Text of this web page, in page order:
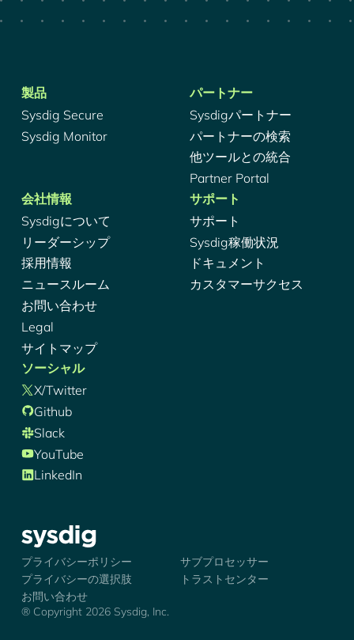
製品
Sysdig Secure
Sysdig Monitor
パートナー
Sysdigパートナー
パートナーの検索
他ツールとの統合
Partner Portal
会社情報
Sysdigについて
リーダーシップ
採用情報
ニュースルーム
お問い合わせ
Legal
サイトマップ
サポート
サポート
Sysdig稼働状況
ドキュメント
カスタマーサクセス
ソーシャル
X/Twitter
Github
Slack
YouTube
LinkedIn
シズディグ-ロゴ
® Copyright 2026 Sysdig, Inc.
プライバシーポリシー
サブプロセッサー
プライバシーの選択肢
トラストセンター
お問い合わせ